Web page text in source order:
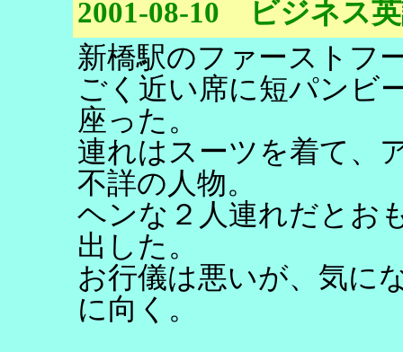
2001-08-10 ビジネス
新橋駅のファーストフ
ごく近い席に短パンビ
座った。
連れはスーツを着て、
不詳の人物。
ヘンな２人連れだとお
出した。
お行儀は悪いが、気に
に向く。